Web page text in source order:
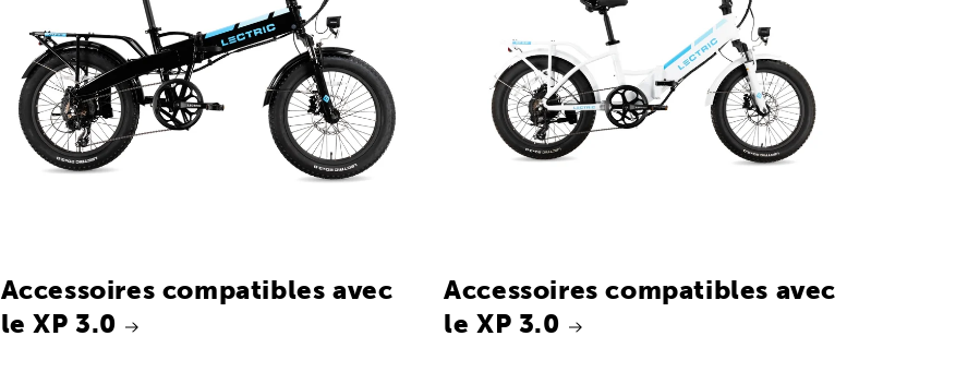
Accessoires compatibles avec
le XP 3.0
Accessoires compatibles avec
le XP 3.0